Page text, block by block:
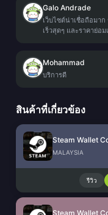
Galo Andrade
เว็บไซต์น่าเชื่อถือมา
เร็วสุดๆ และราคาย่อม
Mohammad
บริการดี
สินค้าที่เกี่ยวข้อง
MALAYSIA
รีวิว